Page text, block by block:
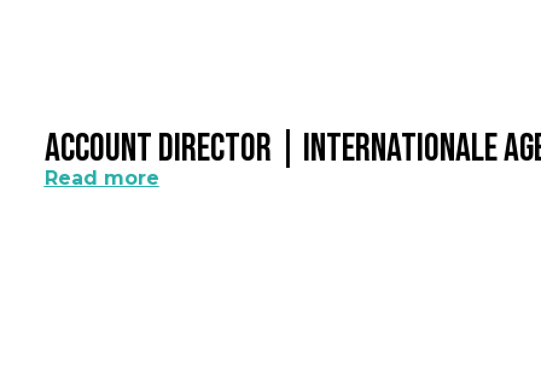
Account Director | Internationale
Read more